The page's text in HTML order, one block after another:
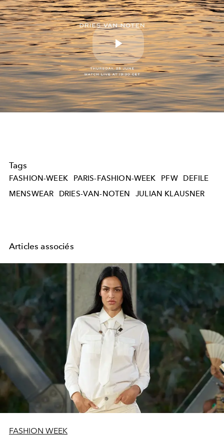
Play
Video
Tags
FASHION-WEEK PARIS-FASHION-WEEK PFW
DEFILE
MENSWEAR
DRIES-VAN-NOTEN JULIAN KLAUSNER
Articles associés
FASHION WEEK